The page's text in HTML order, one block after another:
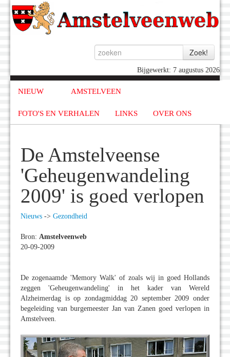
Bijgewerkt: 7 augustus 2026
NIEUW AMSTELVEEN
FOTO'S EN VERHALEN LINKS OVER ONS
De Amstelveense
'Geheugenwandeling
2009' is goed verlopen
Nieuws -> Gezondheid
Bron: Amstelveenweb
20-09-2009
De zogenaamde 'Memory Walk' of zoals wij in goed Hollands
zeggen 'Geheugenwandeling' in het kader van Wereld
Alzheimerdag is op zondagmiddag 20 september 2009 onder
begeleiding van burgemeester Jan van Zanen goed verlopen in
Amstelveen.